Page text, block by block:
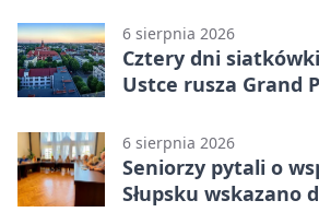
6 sierpnia 2026
Cztery dni
Ustce rusza Grand
6 sierpnia 2026
Seniorzy pytali o
Słupsku wskazano